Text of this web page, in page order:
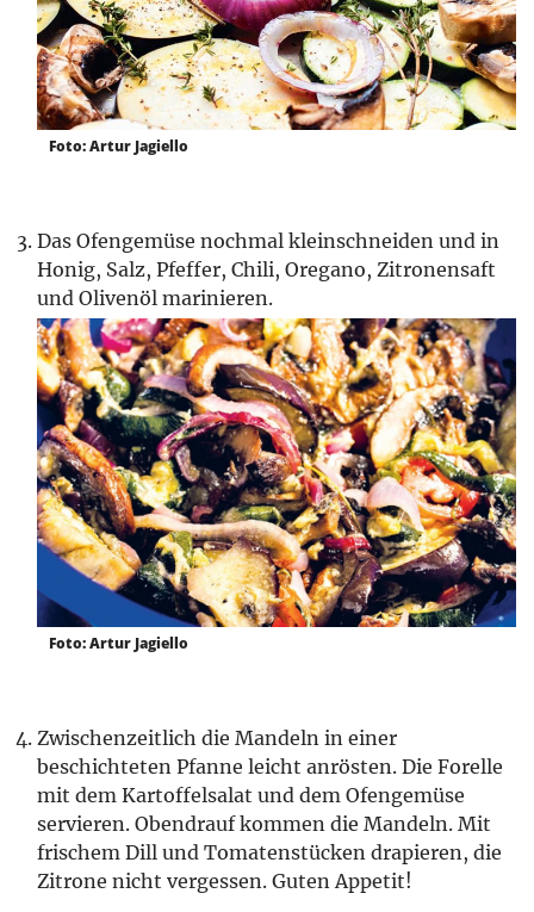
Foto: Artur Jagiello
Das Ofengemüse nochmal kleinschneiden und in
Honig, Salz, Pfeffer, Chili, Oregano, Zitronensaft
und Olivenöl marinieren.
Foto: Artur Jagiello
Zwischenzeitlich die Mandeln in einer
beschichteten Pfanne leicht anrösten. Die Forelle
mit dem Kartoffelsalat und dem Ofengemüse
servieren. Obendrauf kommen die Mandeln. Mit
frischem Dill und Tomatenstücken drapieren, die
Zitrone nicht vergessen. Guten Appetit!